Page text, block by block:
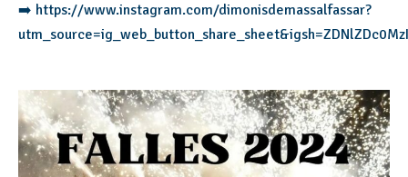
➡️ https://www.instagram.com/dimonisdemassalfassar?